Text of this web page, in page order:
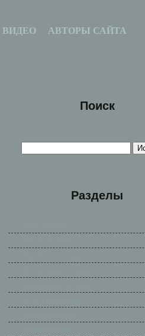
ВИДЕО АВТОРЫ САЙТА
Поиск
Разделы